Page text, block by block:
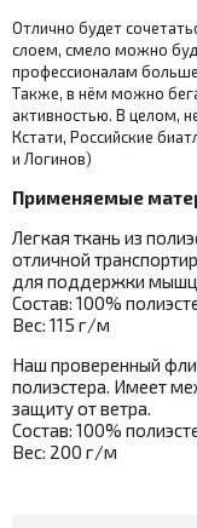
Отлично будет
слоем, смело можно
профессионалам
Также, в нём можно
активностью. В целом,
Кстати, Российские
и Логинов)
Применяемые
Легкая ткань из
отличной
для поддержки
Состав: 100%
Вес: 115 г/м
Наш проверенный
полиэстера. Имеет
защиту от ветра.
Состав: 100%
Вес: 200 г/м